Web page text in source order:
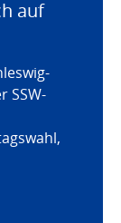
auf
SSW-